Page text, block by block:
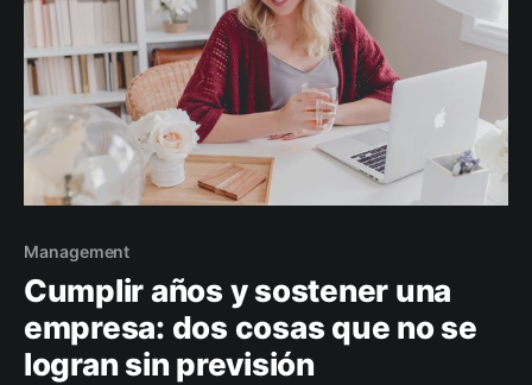
Management
Cumplir años y sostener una
empresa: dos cosas que no se
logran sin previsión